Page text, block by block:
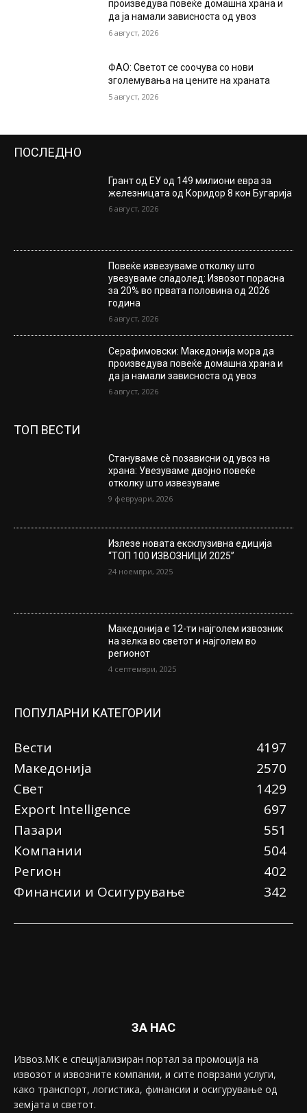
произведува повеќе домашна храна и
да ја намали зависноста од увоз
6 август, 2026
ФАО: Светот се соочува со нови
зголемувања на цените на храната
5 август, 2026
ПОСЛЕДНО
Грант од ЕУ од 149 милиони евра за
железницата од Коридор 8 кон Бугарија
6 август, 2026
Повеќе извезуваме отколку што
увезуваме сладолед: Извозот порасна
за 20% во првата половина од 2026
година
6 август, 2026
Серафимовски: Македонија мора да
произведува повеќе домашна храна и
да ја намали зависноста од увоз
6 август, 2026
ТОП ВЕСТИ
Стануваме сè позависни од увоз на
храна: Увезуваме двојно повеќе
отколку што извезуваме
9 февруари, 2026
Излезе новата ексклузивна едиција
“ТОП 100 ИЗВОЗНИЦИ 2025”
24 ноември, 2025
Македонија е 12-ти најголем извозник
на зелка во светот и најголем во
регионот
4 септември, 2025
ПОПУЛАРНИ КАТЕГОРИИ
Вести
4197
Македонија
2570
Свет
1429
Еxport Intelligence
697
Пазари
551
Компании
504
Регион
402
Финансии и Осигурување
342
ЗА НАС
Извоз.МК е специјализиран портал за промоција на
извозот и извозните компании, и сите поврзани услуги,
како транспорт, логистика, финансии и осигурување од
земјата и светот.